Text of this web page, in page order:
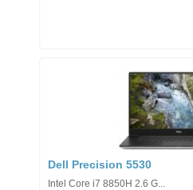
Dell Precision 5530
Intel Core i7 8850H 2.6 G...